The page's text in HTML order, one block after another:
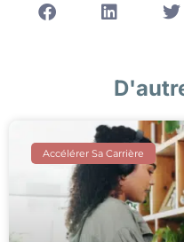
Accélérer Sa Carrière